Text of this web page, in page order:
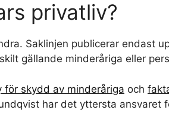
privatliv?
Saklinjen publicerar endast
gällande minderåriga eller
för skydd av minderåriga och
har det yttersta ansvaret